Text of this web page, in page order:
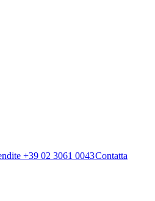
+39 02 3061 0043​​Contatta